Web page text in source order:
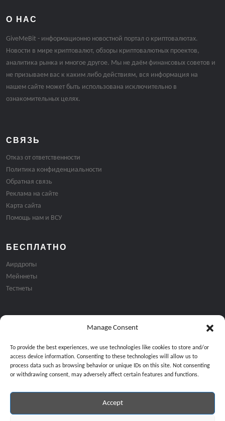
Manage Consent
To provide the best experiences, we use technologies like cookies to store and/or
access device information. Consenting to these technologies will allow us to
process data such as browsing behavior or unique IDs on this site. Not consenting
or withdrawing consent, may adversely affect certain features and functions.
Accept
О НАС
GiveMeBit - информационно новостной портал о криптовалютах.
Новости в мире криптовалют, обзоры криптовалютных проектов,
аналитика рынка и многое другое. Мы не даём финансовых советов и
не призываем вас к каким либо действиям, вся информация на
нашем сайте может быть использована исключительно в
ознакомительных целях.
СВЯЗЬ
Отказ от ответственности
Политика конфиденциальности
Обратная связь
Реклама на сайте
Карта сайта
Помощь нам и ВСУ
БЕСПЛАТНО
Аирдропы
Мейннеты
Тестнеты
Подписка на email рассылку:
Продолжая, вы соглашаетесь с нашей политикой